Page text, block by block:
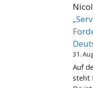
31.
Auf
steht